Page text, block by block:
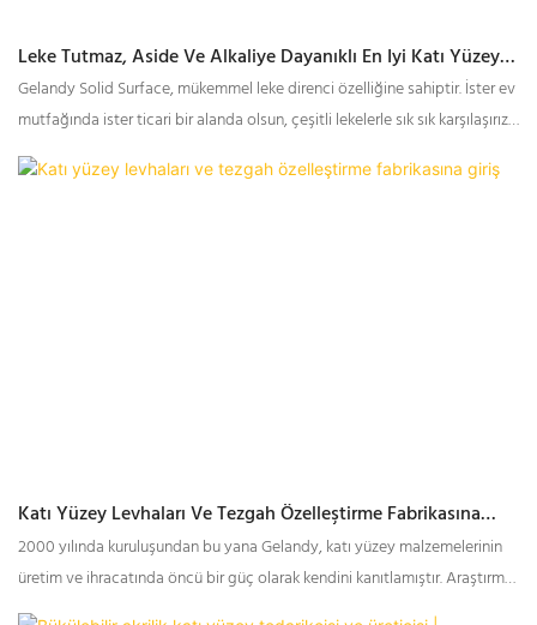
Leke Tutmaz, Aside Ve Alkaliye Dayanıklı En Iyi Katı Yüzey
Malzemesi Tedarikçisi
Gelandy Solid Surface, mükemmel leke direnci özelliğine sahiptir. İster ev
mutfağında ister ticari bir alanda olsun, çeşitli lekelerle sık sık karşılaşırız.
Ancak Gelandy Solid Surface'in yüzeyi leke tutmaz özelliktedir ve yağ,
kahve, kırmızı şarap ve süt gibi sıvıların nüfuz etmesine etkili bir şekilde
Katı Yüzey Levhaları Ve Tezgah Özelleştirme Fabrikasına
Giriş
2000 yılında kuruluşundan bu yana Gelandy, katı yüzey malzemelerinin
üretim ve ihracatında öncü bir güç olarak kendini kanıtlamıştır. Araştırma
ve geliştirme, üretim ve satış faaliyetlerini entegre eden profesyonel bir